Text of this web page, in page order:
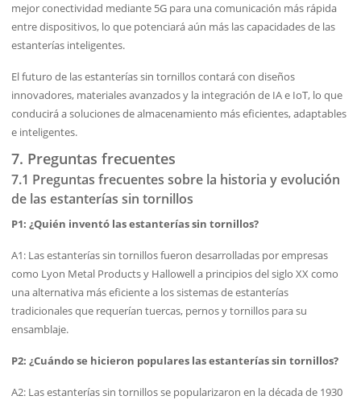
mejor conectividad mediante 5G para una comunicación más rápida
entre dispositivos, lo que potenciará aún más las capacidades de las
estanterías inteligentes.
El futuro de las estanterías sin tornillos contará con diseños
innovadores, materiales avanzados y la integración de IA e IoT, lo que
conducirá a soluciones de almacenamiento más eficientes, adaptables
e inteligentes.
7. Preguntas frecuentes
7.1 Preguntas frecuentes sobre la historia y evolución
de las estanterías sin tornillos
P1: ¿Quién inventó las estanterías sin tornillos?
A1: Las estanterías sin tornillos fueron desarrolladas por empresas
como Lyon Metal Products y Hallowell a principios del siglo XX como
una alternativa más eficiente a los sistemas de estanterías
tradicionales que requerían tuercas, pernos y tornillos para su
ensamblaje.
P2: ¿Cuándo se hicieron populares las estanterías sin tornillos?
A2: Las estanterías sin tornillos se popularizaron en la década de 1930